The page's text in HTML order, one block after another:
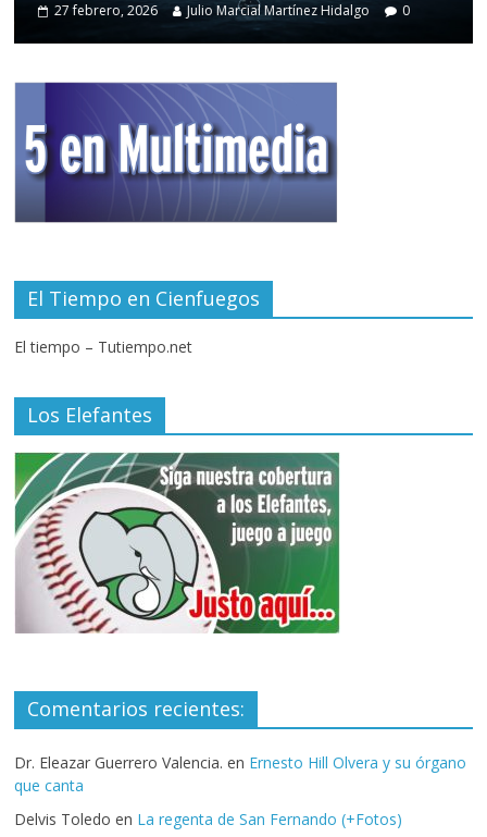
27 febrero, 2026 Julio Marcial Martínez Hidalgo 0
El Tiempo en Cienfuegos
El tiempo – Tutiempo.net
Los Elefantes
Comentarios recientes:
Dr. Eleazar Guerrero Valencia. en Ernesto Hill Olvera y su órgano
que canta
Delvis Toledo en La regenta de San Fernando (+Fotos)